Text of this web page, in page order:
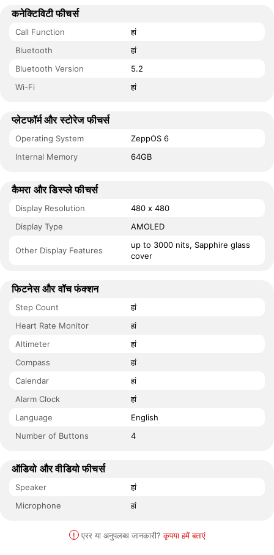
कनेक्टिविटी फीचर्स
Call Function
हां
Bluetooth
हां
Bluetooth Version
5.2
Wi-Fi
हां
प्लेटफॉर्म और स्टोरेज फीचर्स
Operating System
ZeppOS 6
Internal Memory
64GB
कैमरा और डिस्प्ले फीचर्स
Display Resolution
480 x 480
Display Type
AMOLED
Other Display Features
up to 3000 nits, Sapphire glass
cover
फिटनेस और वॉच फंक्शन
Step Count
हां
Heart Rate Monitor
हां
Altimeter
हां
Compass
हां
Calendar
हां
Alarm Clock
हां
Language
English
Number of Buttons
4
ऑडियो और वीडियो फीचर्स
Speaker
हां
Microphone
हां
! एरर या अनुपलब्ध जानकारी?कृपया हमें बताएं